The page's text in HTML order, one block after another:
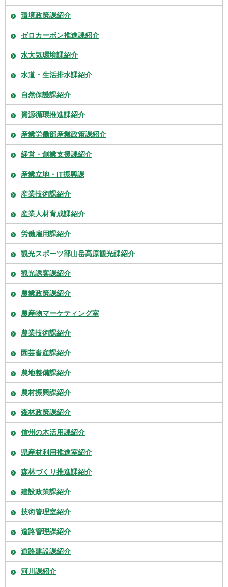
環境政策課紹介
ゼロカーボン推進課紹介
水大気環境課紹介
水道・生活排水課紹介
自然保護課紹介
資源循環推進課紹介
産業労働部産業政策課紹介
経営・創業支援課紹介
産業立地・IT振興課
産業技術課紹介
産業人材育成課紹介
労働雇用課紹介
観光スポーツ部山岳高原観光課紹介
観光誘客課紹介
農業政策課紹介
農産物マーケティング室
農業技術課紹介
園芸畜産課紹介
農地整備課紹介
農村振興課紹介
森林政策課紹介
信州の木活用課紹介
県産材利用推進室紹介
森林づくり推進課紹介
建設政策課紹介
技術管理室紹介
道路管理課紹介
道路建設課紹介
河川課紹介